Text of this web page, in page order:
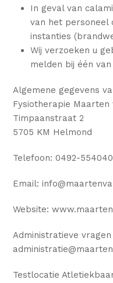
In geval van
van het personeel
instanties
Wij verzoeken u
melden bij één
Algemene gegevens
Fysiotherapie Maarten
Timpaanstraat 2
5705 KM Helmond
Telefoon: 0492-554040
Email:
Website:
Administratieve
Testlocatie